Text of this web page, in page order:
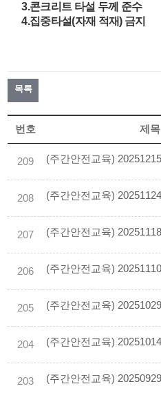
3.콘크리트 타설 두께 준수
4.집중타설(자재 적재) 금지
목록
번호 제목
209
208
207
206
205
204
203